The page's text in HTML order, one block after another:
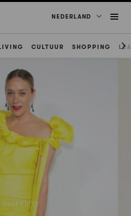
NEDERLAND
CULTUUR SHOPPING
CELEBRITY